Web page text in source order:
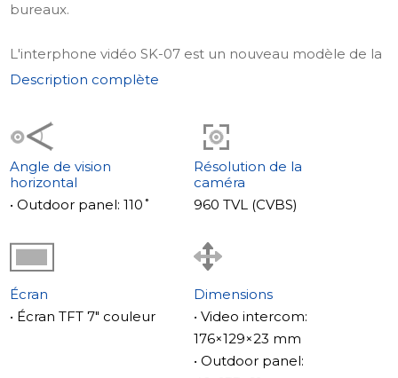
bureaux.
L'interphone vidéo SK-07 est un nouveau modèle de la
série SK, Featuring un boîtier ultra-mince et un design
résolution de 1024×600, offrant une vidéo détaillée.
L'appareil supporte les panneaux d'appel PAL/NTSC,
est facile à installer avec les accessoires inclus, et
s'intègre parfaitement dans les intérieurs modernes
grâce à son schéma de couleurs classique. Le SK-07
pratique du portail.
Spécifications complètes et description du ML-17HR
disponibles ici.
Le panneau d'appel ML-17HR est un appareil anti-
Description complète
Angle de vision
horizontal
• Outdoor panel: 110˚
Résolution de la
caméra
960 TVL (CVBS)
Écran
• Écran TFT 7" couleur
Dimensions
• Video intercom:
176×129×23 mm
• Outdoor panel: